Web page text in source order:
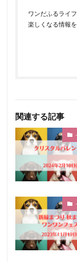
ワンだふるライ
楽しくなる情報
関連する記事